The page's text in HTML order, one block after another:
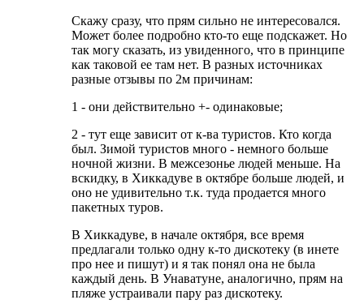
Скажу сразу, что прям сильно не интересовался.
Может более подробно кто-то еще подскажет. Но
так могу сказать, из увиденного, что в принципе
как таковой ее там нет. В разных источниках
разные отзывы по 2м причинам:
1 - они действительно +- одинаковые;
2 - тут еще зависит от к-ва туристов. Кто когда
был. Зимой туристов много - немного больше
ночной жизни. В межсезонье людей меньше. На
вскидку, в Хиккадуве в октябре больше людей, и
оно не удивительно т.к. туда продается много
пакетных туров.
В Хиккадуве, в начале октября, все время
предлагали только одну к-то дискотеку (в инете
про нее и пишут) и я так понял она не была
каждый день. В Унаватуне, аналогично, прям на
пляже устраивали пару раз дискотеку.